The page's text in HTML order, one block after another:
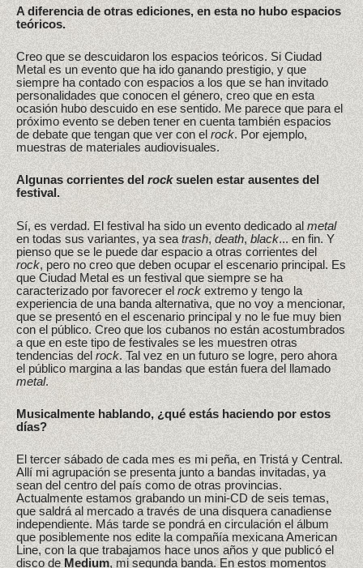
A diferencia de otras ediciones, en esta no hubo espacios
teóricos.
Creo que se descuidaron los espacios teóricos. Si Ciudad
Metal es un evento que ha ido ganando prestigio, y que
siempre ha contado con espacios a los que se han invitado
personalidades que conocen el género, creo que en esta
ocasión hubo descuido en ese sentido. Me parece que para el
próximo evento se deben tener en cuenta también espacios
de debate que tengan que ver con elrock. Por ejemplo,
muestras de materiales audiovisuales.
Algunas corrientes delrocksuelen estar ausentes del
festival.
Sí, es verdad. El festival ha sido un evento dedicado almetal
en todas sus variantes, ya seatrash,death,black... en fin. Y
pienso que se le puede dar espacio a otras corrientes del
rock, pero no creo que deben ocupar el escenario principal. Es
que Ciudad Metal es un festival que siempre se ha
caracterizado por favorecer elrock extremo y tengo la
experiencia de una banda alternativa, que no voy a mencionar,
que se presentó en el escenario principal y no le fue muy bien
con el público. Creo que los cubanos no están acostumbrados
a que en este tipo de festivales se les muestren otras
tendencias delrock. Tal vez en un futuro se logre, pero ahora
el público margina a las bandas que están fuera del llamado
metal.
Musicalmente hablando, ¿qué estás haciendo por estos
días?
El tercer sábado de cada mes es mi peña, en Tristá y Central.
Allí mi agrupación se presenta junto a bandas invitadas, ya
sean del centro del país como de otras provincias.
Actualmente estamos grabando un mini-CD de seis temas,
que saldrá al mercado a través de una disquera canadiense
independiente. Más tarde se pondrá en circulación el álbum
que posiblemente nos edite la compañía mexicana American
Line, con la que trabajamos hace unos años y que publicó el
disco deMedium, mi segunda banda. En estos momentos